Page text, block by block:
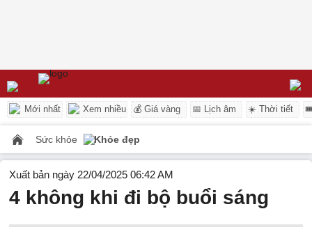
Mới nhất Xem nhiều 💰 Giá vàng 📅 Lịch âm ☀️ Thời tiết
Sức khỏe Khỏe đẹp
Xuất bản ngày 22/04/2025 06:42 AM
4 không khi đi bộ buổi sáng